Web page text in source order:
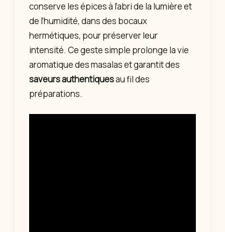
conserve les épices à l’abri de la lumière et
de l’humidité, dans des bocaux
hermétiques, pour préserver leur
intensité. Ce geste simple prolonge la vie
aromatique des masalas et garantit des
saveurs authentiquesau fil des
préparations.